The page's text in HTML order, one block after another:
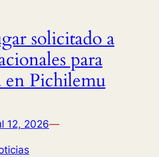
solicitado a
para
Pichilemu
12, 2026—